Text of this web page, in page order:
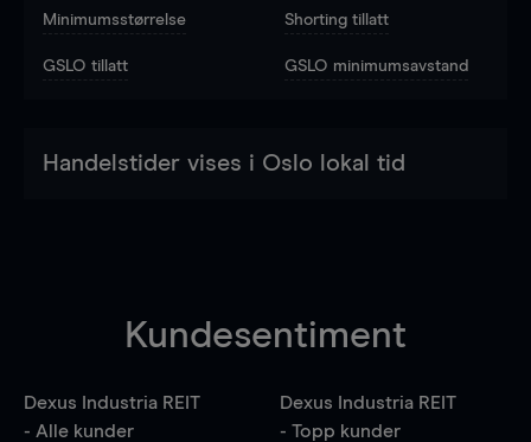
Minimumsstørrelse Shorting tillatt
GSLO tillatt GSLO minimumsavstand
Handelstider vises i Oslo lokal tid
Kundesentiment
Dexus Industria REIT
- Alle kunder
Dexus Industria REIT
- Topp kunder